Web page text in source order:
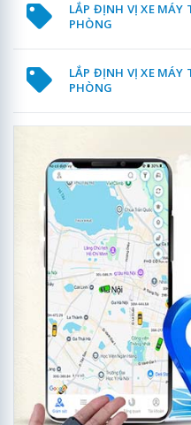
LẮP ĐỊNH VỊ XE MÁY
PHÒNG
LẮP ĐỊNH VỊ XE MÁY
PHÒNG